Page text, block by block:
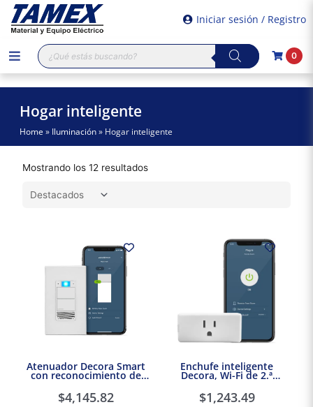
Iniciar sesión / Registro
Búsqueda
de
productos
0
Hogar inteligente
Home » Iluminación » Hogar inteligente
Mostrando los 12 resultados
Atenuador Decora Smart
con reconocimiento de
$4,145.82
Enchufe inteligente
Decora, Wi-Fi de 2.ª
generación Leviton
$1,243.49